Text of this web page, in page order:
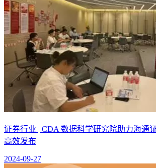
证券行业 | CDA 数据科学研究院助力海通
高效发布
2024-09-27